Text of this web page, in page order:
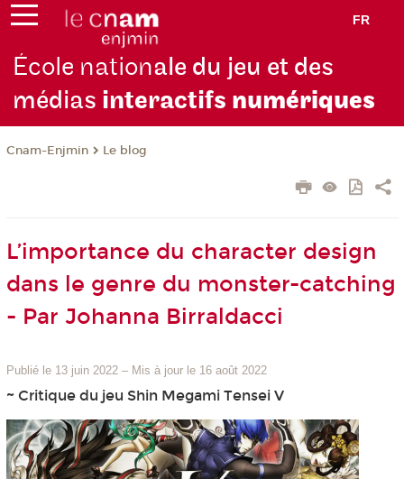
FR
École nationale du jeu et des
médias interactifs numériques
Cnam-Enjmin Le blog
L’importance du character design
dans le genre du monster-catching
- Par Johanna Birraldacci
Publié le 13 juin 2022 – Mis à jour le 16 août 2022
~ Critique du jeu Shin Megami Tensei V